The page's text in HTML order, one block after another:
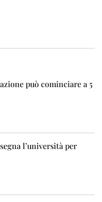
può cominciare a 5
l’università per